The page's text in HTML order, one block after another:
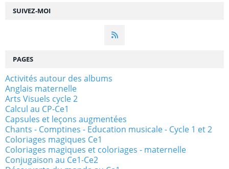
SUIVEZ-MOI
PAGES
Activités autour des albums
Anglais maternelle
Arts Visuels cycle 2
Calcul au CP-Ce1
Capsules et leçons augmentées
Chants - Comptines - Education musicale - Cycle 1 et 2
Coloriages magiques Ce1
Coloriages magiques et coloriages - maternelle
Conjugaison au Ce1-Ce2